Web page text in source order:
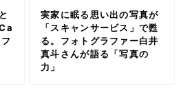
実家に眠る思い出の写真が
「スキャンサービス」で甦
る。フォトグラファー白井
真斗さんが語る「写真の
力」